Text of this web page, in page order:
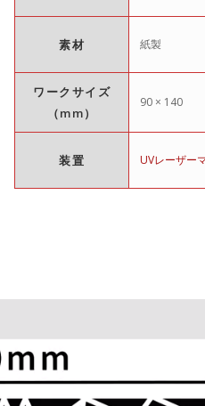
素材 紙製
ワークサイズ
（mm）
90 × 140
装置 UVレーザー